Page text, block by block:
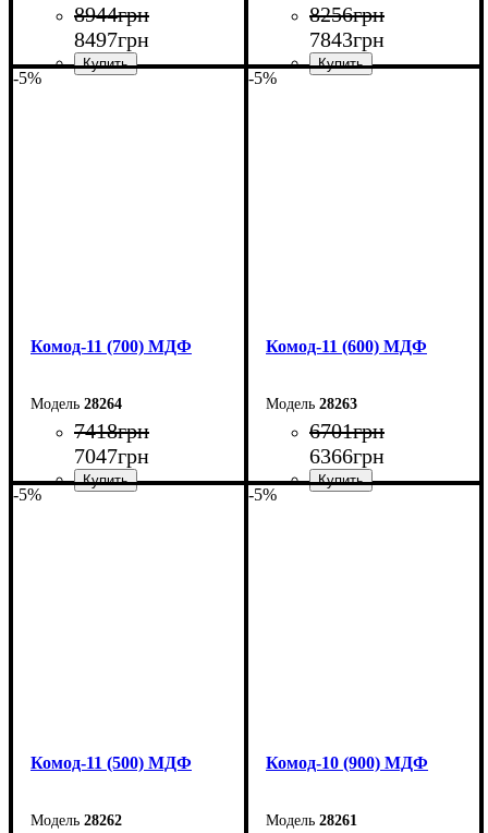
8944грн
8497грн
8256грн
7843грн
-5%
Комод-11 (700) МДФ
28264
7418грн
7047грн
-5%
Комод-11 (600) МДФ
28263
6701грн
6366грн
-5%
Комод-11 (500) МДФ
28262
-5%
Комод-10 (900) МДФ
28261